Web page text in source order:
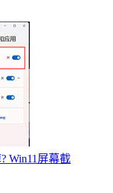
Win11屏幕截